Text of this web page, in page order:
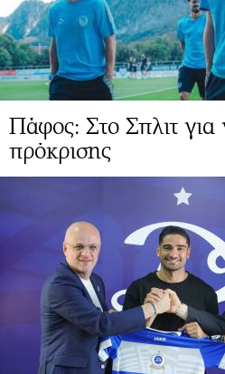
Πάφος: Στο Σπλιτ για
πρόκρισης